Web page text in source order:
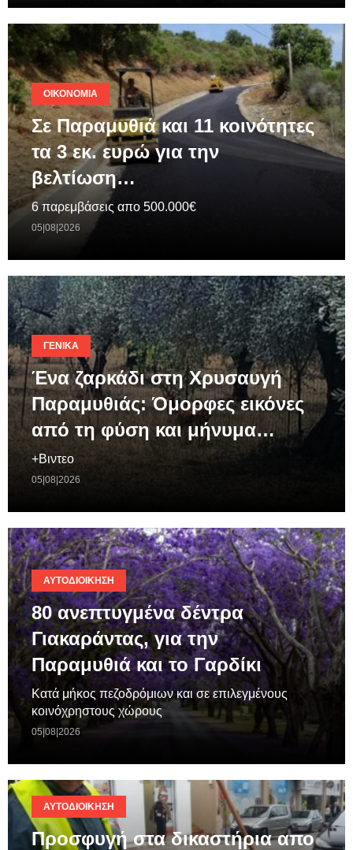
ΟΙΚΟΝΟΜΊΑ
Σε Παραμυθιά και 11 κοινότητες
τα 3 εκ. ευρώ για την
βελτίωση…
6 παρεμβάσεις απο 500.000€
05|08|2026
ΓΕΝΙΚΆ
Ένα ζαρκάδι στη Χρυσαυγή
Παραμυθιάς: Όμορφες εικόνες
από τη φύση και μήνυμα…
+Βιντεο
05|08|2026
ΑΥΤΟΔΙΟΊΚΗΣΗ
80 ανεπτυγμένα δέντρα
Γιακαράντας, για την
Παραμυθιά και το Γαρδίκι
Κατά μήκος πεζοδρόμιων και σε επιλεγμένους
κοινόχρηστους χώρους
05|08|2026
ΑΥΤΟΔΙΟΊΚΗΣΗ
Προσφυγή στα δικαστήρια απο